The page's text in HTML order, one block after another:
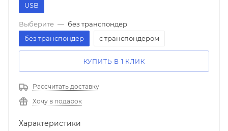
USB
Выберите — без транспондер
без транспондер
с транспондером
КУПИТЬ В 1 КЛИК
Рассчитать доставку
Хочу в подарок
Характеристики